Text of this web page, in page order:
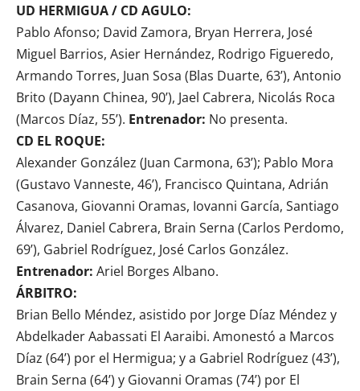
UD HERMIGUA / CD AGULO:
Pablo Afonso; David Zamora, Bryan Herrera, José
Miguel Barrios, Asier Hernández, Rodrigo Figueredo,
Armando Torres, Juan Sosa (Blas Duarte, 63’), Antonio
Brito (Dayann Chinea, 90’), Jael Cabrera, Nicolás Roca
(Marcos Díaz, 55’). Entrenador: No presenta.
CD EL ROQUE:
Alexander González (Juan Carmona, 63’); Pablo Mora
(Gustavo Vanneste, 46’), Francisco Quintana, Adrián
Casanova, Giovanni Oramas, Iovanni García, Santiago
Álvarez, Daniel Cabrera, Brain Serna (Carlos Perdomo,
69’), Gabriel Rodríguez, José Carlos González.
Entrenador: Ariel Borges Albano.
ÁRBITRO:
Brian Bello Méndez, asistido por Jorge Díaz Méndez y
Abdelkader Aabassati El Aaraibi. Amonestó a Marcos
Díaz (64’) por el Hermigua; y a Gabriel Rodríguez (43’),
Brain Serna (64’) y Giovanni Oramas (74’) por El